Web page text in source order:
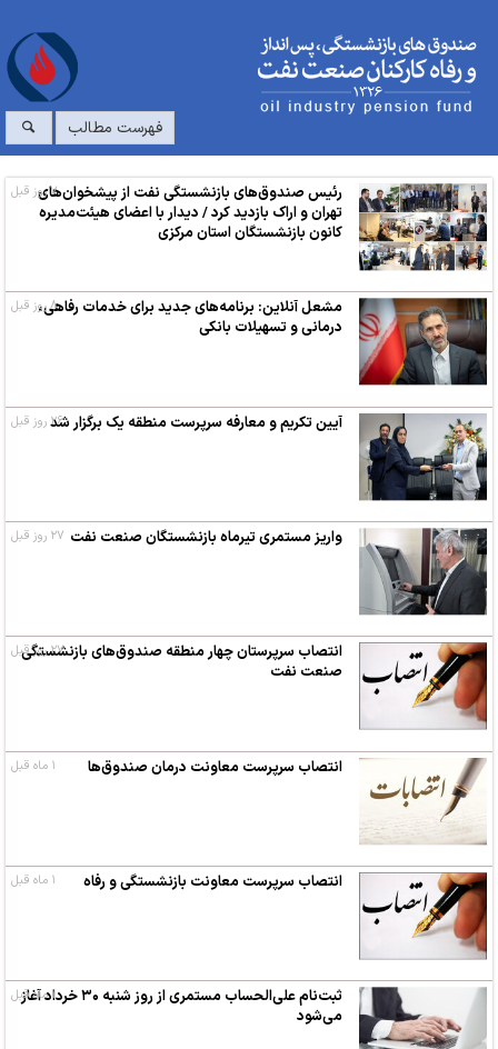
فهرست مطالب
رئیس صندوق‌های بازنشستگی نفت از پیشخوان‌های
تهران و اراک بازدید کرد / دیدار با اعضای هیئت‌مدیره
کانون بازنشستگان استان مرکزی
۷ روز قبل
مشعل آنلاین: برنامه‌های جدید برای خدمات رفاهی،
درمانی و تسهیلات بانکی
۸ روز قبل
آیین تکریم و معارفه سرپرست منطقه یک برگزار شد
۲۶ روز قبل
واریز مستمری تیرماه بازنشستگان صنعت نفت ۲۷ روز قبل
انتصاب سرپرستان چهار منطقه صندوق‌های بازنشستگی
صنعت نفت
۲۷ روز قبل
انتصاب سرپرست معاونت درمان صندوق‌ها ۱ ماه قبل
انتصاب سرپرست معاونت بازنشستگی و رفاه ۱ ماه قبل
ثبت‌نام علی‌الحساب مستمری از روز شنبه ۳۰ خرداد آغاز
می‌شود
۱ ماه قبل